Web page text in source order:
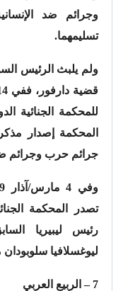
وجرائم ضد
تسليمهما.
ولم يلبث الرئيس
للمحكمة الجنائية
المحكمة إصدار
جرائم حرب وجرائم ضد
تصدر المحكمة
رئيس ليبيريا
ليوغسلافيا
7 – الربيع العربي